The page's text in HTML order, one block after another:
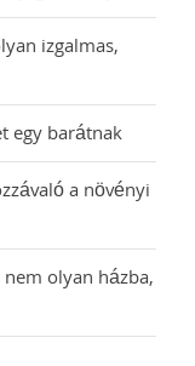
izgalmas,
egy barátnak
a növényi
olyan házba,